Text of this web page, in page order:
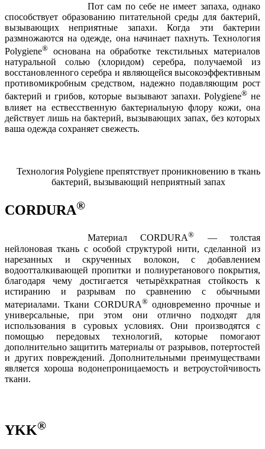
Пот сам по себе не имеет запаха, однако
способствует образованию питательной среды для бактерий,
вызывающих неприятные запахи. Когда эти бактерии
размножаются на одежде, она начинает пахнуть. Технология
Polygiene® основана на обработке текстильных материалов
натуральной солью (хлоридом) серебра, получаемой из
восстановленного серебра и являющейся высокоэффективным
противомикробным средством, надежно подавляющим рост
бактерий и грибов, которые вызывают запахи. Polygiene®не
влияет на ествесственную бактериальную флору кожи, она
действует лишь на бактерий, вызывающих запах, без которых
ваша одежда сохраняет свежесть.
Технология Polygiene препятствует проникновению в ткань
бактерий, вызывающий неприятный запах
CORDURA®
Материал CORDURA® — толстая
нейлоновая ткань с особой структурой нити, сделанной из
нарезанных и скрученных волокон, с добавлением
водоотталкивающей пропитки и полиуретанового покрытия,
благодаря чему достигается четырёхкратная стойкость к
истиранию и разрывам по сравнению с обычными
материалами. Ткани CORDURA®одновременно прочные и
универсальные, при этом они отлично подходят для
использования в суровых условиях. Они производятся с
помощью передовых технологий, которые помогают
дополнительно защитить материалы от разрывов, потертостей
и других повреждений. Дополнительными преимуществами
является хороша водонепроницаемость и ветроустойчивость
ткани.
YKK®